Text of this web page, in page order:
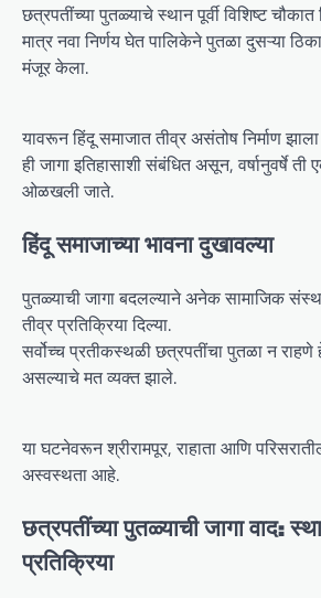
छत्रपतींच्या पुतळ्याचे स्थान पूर्वी विशिष्ट
मात्र नवा निर्णय घेत पालिकेने पुतळा दुसऱ्या
मंजूर केला.
यावरून हिंदू समाजात तीव्र असंतोष निर्माण
ही जागा इतिहासाशी संबंधित असून, वर्षानुवर्षे
ओळखली जाते.
हिंदू समाजाच्या भावना दुखावल्या
पुतळ्याची जागा बदलल्याने अनेक सामाजिक
तीव्र प्रतिक्रिया दिल्या.
सर्वोच्च प्रतीकस्थळी छत्रपतींचा पुतळा न
असल्याचे मत व्यक्त झाले.
या घटनेवरून श्रीरामपूर, राहाता आणि
अस्वस्थता आहे.
छत्रपतींच्या पुतळ्याची जागा वाद:
प्रतिक्रिया